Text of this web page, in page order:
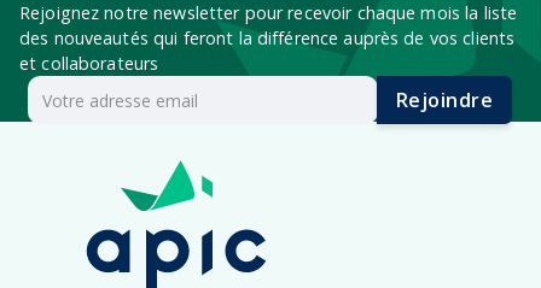
Rejoignez notre newsletter pour recevoir chaque mois la liste
des nouveautés qui feront la différence auprès de vos clients
et collaborateurs
Rejoindre